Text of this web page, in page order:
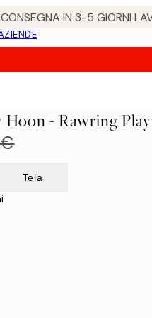
IN 3-5 GIORNI
Hoon - Rawring
Tela